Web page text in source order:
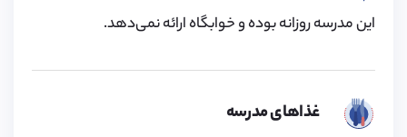
این مدرسه روزانه بوده و خوابگاه ارائه نمی‌دهد.
غذاهای مدرسه